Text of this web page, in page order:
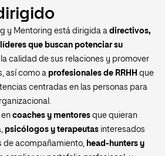
y Mentoring está dirigida a directivos,
que buscan potenciar su
la calidad de sus relaciones y promover
así como a profesionales de RRHH que
centradas en las personas para
en coaches y mentores que quieran
psicólogos y terapeutas interesados
de acompañamiento, head-hunters y